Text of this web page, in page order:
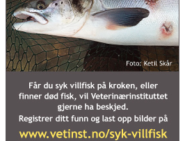
25. mars 2026
Nye teljingar gir håp
18. mars 2026
Nasjonalt
slike skader på laks